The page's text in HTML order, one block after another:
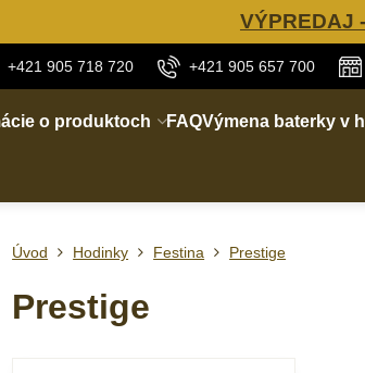
VÝPREDAJ
+421 905 718 720 +421 905 657 700
o produktoch FAQVýmena baterky v
Úvod Hodinky Festina Prestige
Prestige